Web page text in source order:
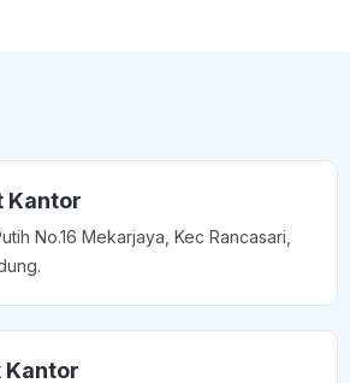
Kantor
No.16 Mekarjaya, Kec Rancasari,
Kantor